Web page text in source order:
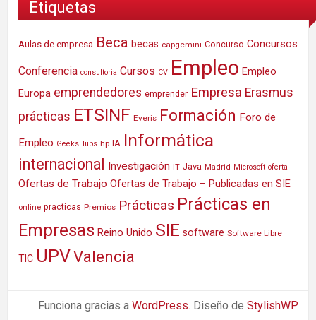
Etiquetas
Aulas de empresa Beca becas capgemini Concurso Concursos
Conferencia consultoria Cursos CV Empleo Empleo
Europa emprendedores emprender Empresa Erasmus
prácticas ETSINF Everis Formación Foro de
Empleo GeeksHubs hp IA Informática
internacional Investigación IT Java Madrid Microsoft oferta
Ofertas de Trabajo Ofertas de Trabajo – Publicadas en SIE
online practicas Premios Prácticas Prácticas en
Empresas Reino Unido SIE software Software Libre
TIC UPVValencia
Funciona gracias a WordPress. Diseño de StylishWP